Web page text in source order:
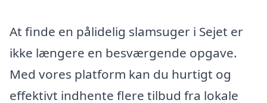
At finde en pålidelig slamsuger i Sejet er
ikke længere en besværgende opgave.
Med vores platform kan du hurtigt og
effektivt indhente flere tilbud fra lokale